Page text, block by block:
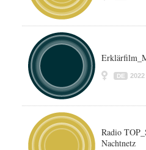
DE 2022
Radio
Nachtnetz